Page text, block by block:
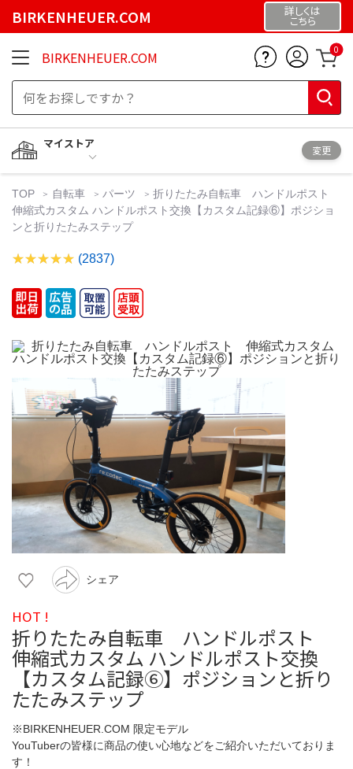
BIRKENHEUER.COM 詳しくは
こちら
BIRKENHEUER.COM 0
マイストア
変更
TOP 自転車 パーツ
折りたたみ自転車 ハンドルポスト
伸縮式カスタム ハンドルポスト交換【カスタム記録⑥】ポジショ
ンと折りたたみステップ
(2837)
シェア
HOT !
折りたたみ自転車 ハンドルポスト
伸縮式カスタム ハンドルポスト交換
【カスタム記録⑥】ポジションと折り
たたみステップ
※BIRKENHEUER.COM 限定モデル
YouTuberの皆様に商品の使い心地などをご紹介いただいておりま
す！